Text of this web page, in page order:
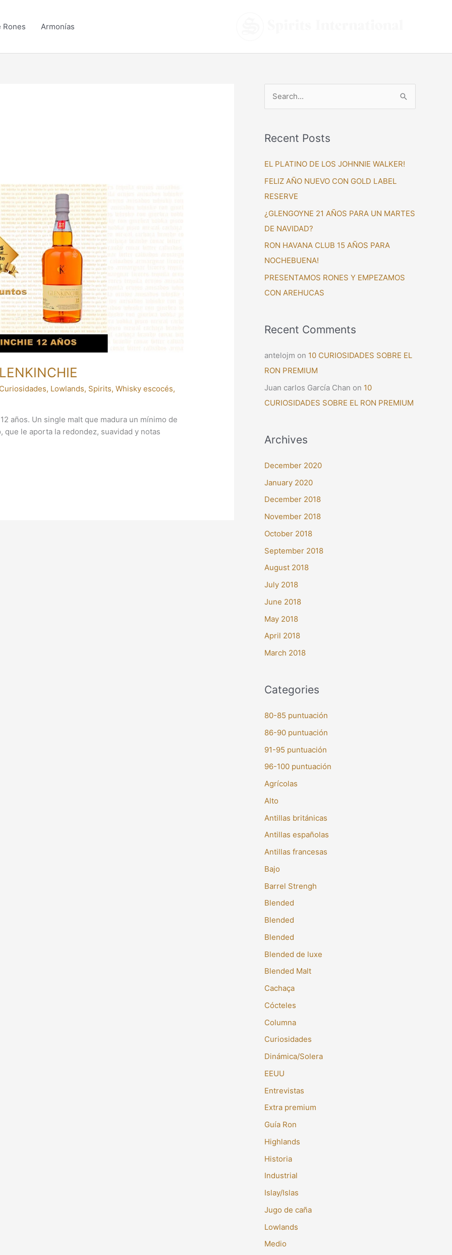
Rones Armonías
Curiosidades, Lowlands, Spirits,Whisky escocés,
años. Un single malt que madura un mínimo de
que le aporta la redondez, suavidad y notas
r
c
r
:
Recent Posts
EL PLATINO DE LOS JOHNNIE WALKER!
FELIZ AÑO NUEVO CON GOLD LABEL
RESERVE
¿GLENGOYNE 21 AÑOS PARA UN MARTES
DE NAVIDAD?
RON HAVANA CLUB 15 AÑOS PARA
NOCHEBUENA!
PRESENTAMOS RONES Y EMPEZAMOS
CON AREHUCAS
Recent Comments
antelojm on 10 CURIOSIDADES SOBRE EL
RON PREMIUM
Juan carlos García Chan on 10
CURIOSIDADES SOBRE EL RON PREMIUM
Archives
December 2020
January 2020
December 2018
November 2018
October 2018
September 2018
August 2018
July 2018
June 2018
May 2018
April 2018
March 2018
Categories
80-85 puntuación
86-90 puntuación
91-95 puntuación
96-100 puntuación
Agrícolas
Alto
Antillas británicas
Antillas españolas
Antillas francesas
Bajo
Barrel Strengh
Blended
Blended
Blended
Blended de luxe
Blended Malt
Cachaça
Cócteles
Columna
Curiosidades
Dinámica/Solera
EEUU
Entrevistas
Extra premium
Guía Ron
Highlands
Historia
Industrial
Islay/Islas
Jugo de caña
Lowlands
Medio